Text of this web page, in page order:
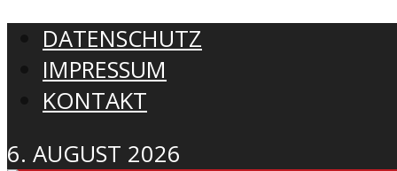
DATENSCHUTZ
IMPRESSUM
KONTAKT
6. AUGUST 2026